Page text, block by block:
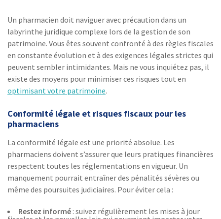
Un pharmacien doit naviguer avec précaution dans un
labyrinthe juridique complexe lors de la gestion de son
patrimoine. Vous êtes souvent confronté à des règles fiscales
en constante évolution et à des exigences légales strictes qui
peuvent sembler intimidantes. Mais ne vous inquiétez pas, il
existe des moyens pour minimiser ces risques tout en
optimisant votre patrimoine.
Conformité légale et risques fiscaux pour les
pharmaciens
La conformité légale est une priorité absolue. Les
pharmaciens doivent s’assurer que leurs pratiques financières
respectent toutes les réglementations en vigueur. Un
manquement pourrait entraîner des pénalités sévères ou
même des poursuites judiciaires. Pour éviter cela :
Restez informé : suivez régulièrement les mises à jour